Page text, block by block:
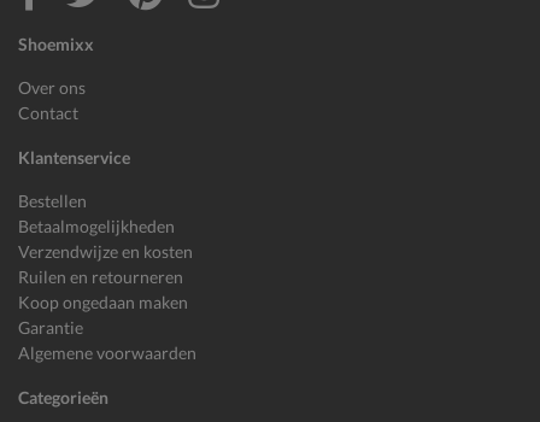
Shoemixx
Over ons
Contact
Klantenservice
Bestellen
Betaalmogelijkheden
Verzendwijze en kosten
Ruilen en retourneren
Koop ongedaan maken
Garantie
Algemene voorwaarden
Categorieën